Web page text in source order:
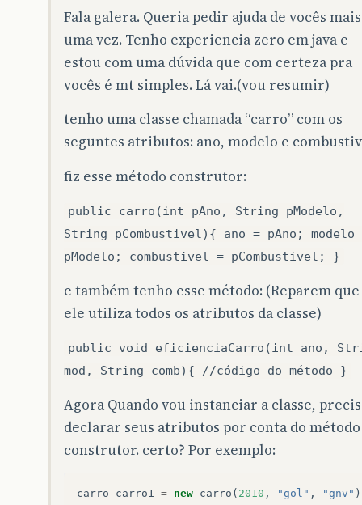
Fala galera. Queria pedir ajuda de vocês mais
uma vez. Tenho experiencia zero em java e
estou com uma dúvida que com certeza pra
vocês é mt simples. Lá vai.(vou resumir)
tenho uma classe chamada “carro” com os
seguntes atributos: ano, modelo e
fiz esse método construtor:
public carro(int pAno, String pModelo,
String pCombustivel){ ano = pAno; modelo
pModelo; combustivel = pCombustivel; }
e também tenho esse método: (Reparem que
ele utiliza todos os atributos da classe)
public void eficienciaCarro(int ano,
mod, String comb){ //código do método }
Agora Quando vou instanciar a classe,
declarar seus atributos por conta do método
construtor. certo? Por exemplo:
carro carro1 = new carro ( 2010 , "gol" , "gnv"